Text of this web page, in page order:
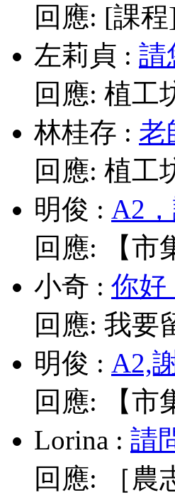
回應: [課
左莉貞 : 請
回應: 植工
林桂存 : 老
回應: 植工
明俊 : A2，
回應:
【
小奇 : 你好
回應: 我要
明俊 : A2,
回應:
【
Lorina : 請
回應:
［